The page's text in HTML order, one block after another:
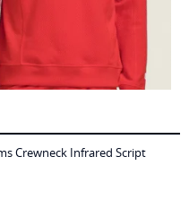
Crewneck Infrared Script